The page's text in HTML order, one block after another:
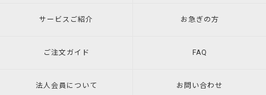
サービスご紹介 お急ぎの方
ご注文ガイド FAQ
法人会員について お問い合わせ